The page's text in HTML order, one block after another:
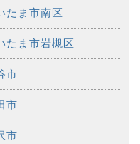
たま市南区
たま市岩槻区
市
市
市